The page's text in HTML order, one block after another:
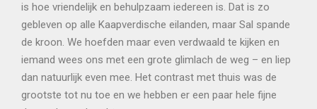
is hoe vriendelijk en behulpzaam iedereen is. Dat is zo
gebleven op alle Kaapverdische eilanden, maar Sal spande
de kroon. We hoefden maar even verdwaald te kijken en
iemand wees ons met een grote glimlach de weg – en liep
dan natuurlijk even mee. Het contrast met thuis was de
grootste tot nu toe en we hebben er een paar hele fijne